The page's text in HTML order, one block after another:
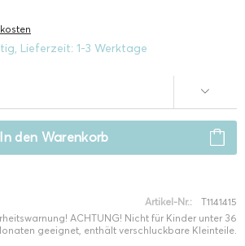
Lieferzeit: 1-3 Werktage
In den Warenkorb
Artikel-Nr.:
T1141415
ACHTUNG! Nicht für Kinder unter 36
geeignet, enthält verschluckbare Kleinteile.